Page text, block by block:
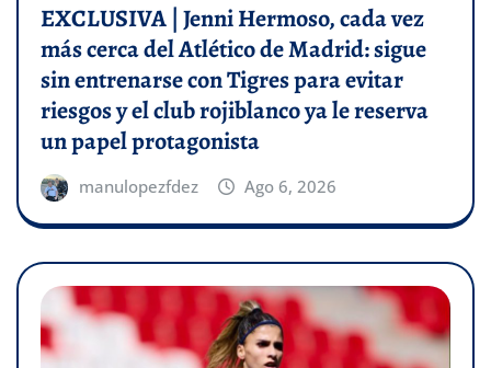
EXCLUSIVA | Jenni Hermoso, cada vez
más cerca del Atlético de Madrid: sigue
sin entrenarse con Tigres para evitar
riesgos y el club rojiblanco ya le reserva
un papel protagonista
manulopezfdez Ago 6, 2026